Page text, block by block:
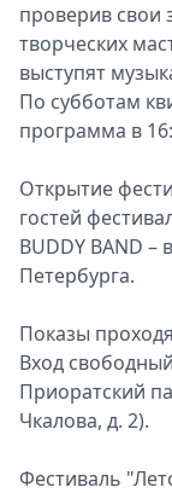
проверив свои
творческих
выступят
По субботам
программа в
Открытие
гостей
BUDDY BAND
Петербурга.
Показы
Вход
Приоратский
Чкалова, д. 2).
Фестиваль